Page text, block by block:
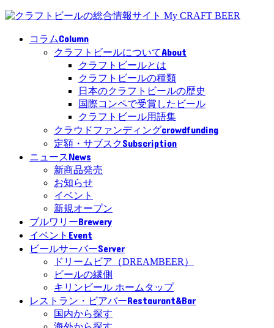
コラムColumn
クラフトビールについてAbout
クラフトビールとは
クラフトビールの種類
日本のクラフトビールの歴史
国際コンペで受賞したビール
クラフトビール用語集
クラウドファンディングcrowdfunding
定額・サブスクSubscription
ニュースNews
新商品発売
お知らせ
イベント
新規オープン
ブルワリーBrewery
イベント Event
ビールサーバーServer
ドリームビア（DREAMBEER）
ビールの縁側
キリンビール ホームタップ
レストラン・ビアバーRestaurant&Bar
国内から探す